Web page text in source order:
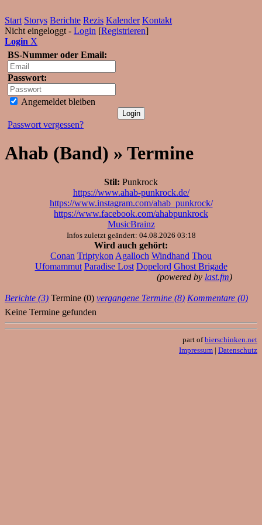
Start Storys Berichte Rezis Kalender Kontakt
Nicht eingeloggt - Login [Registrieren]
Login X
BS-Nummer oder Email:
Passwort:
Angemeldet bleiben
Passwort vergessen?
Ahab (Band) » Termine
Stil: Punkrock
https://www.ahab-punkrock.de/
https://www.instagram.com/ahab_punkrock/
https://www.facebook.com/ahabpunkrock
MusicBrainz
Infos zuletzt geändert: 04.08.2026 03:18
Wird auch gehört:
Conan Triptykon Agalloch Windhand Thou
Ufomammut Paradise Lost Dopelord Ghost Brigade
(powered by last.fm)
Berichte (3) Termine (0) vergangene Termine (8) Kommentare (0)
Keine Termine gefunden
part ofbierschinken.net
Impressum | Datenschutz